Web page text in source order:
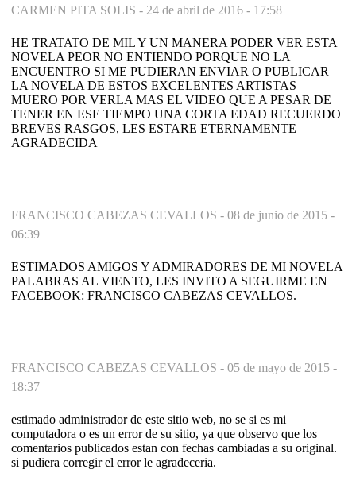
CARMEN PITA SOLIS - 24 de abril de 2016 - 17:58
HE TRATATO DE MIL Y UN MANERA PODER VER ESTA
NOVELA PEOR NO ENTIENDO PORQUE NO LA
ENCUENTRO SI ME PUDIERAN ENVIAR O PUBLICAR
LA NOVELA DE ESTOS EXCELENTES ARTISTAS
MUERO POR VERLA MAS EL VIDEO QUE A PESAR DE
TENER EN ESE TIEMPO UNA CORTA EDAD RECUERDO
BREVES RASGOS, LES ESTARE ETERNAMENTE
AGRADECIDA
FRANCISCO CABEZAS CEVALLOS - 08 de junio de 2015 -
06:39
ESTIMADOS AMIGOS Y ADMIRADORES DE MI NOVELA
PALABRAS AL VIENTO, LES INVITO A SEGUIRME EN
FACEBOOK: FRANCISCO CABEZAS CEVALLOS.
FRANCISCO CABEZAS CEVALLOS - 05 de mayo de 2015 -
18:37
estimado administrador de este sitio web, no se si es mi
computadora o es un error de su sitio, ya que observo que los
comentarios publicados estan con fechas cambiadas a su original.
si pudiera corregir el error le agradeceria.